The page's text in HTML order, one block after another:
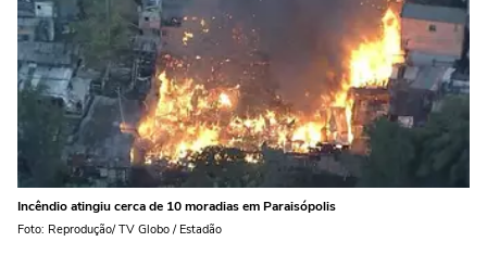
Incêndio atingiu cerca de 10 moradias em Paraisópolis
Foto: Reprodução/ TV Globo / Estadão